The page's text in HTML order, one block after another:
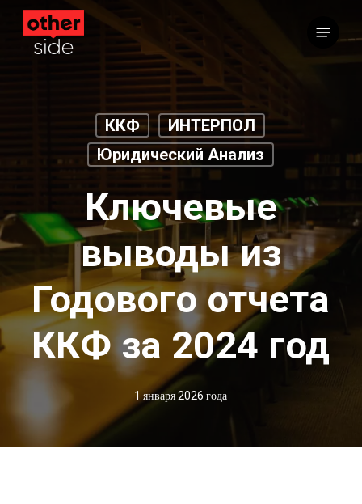
Перейти
основному
ККФ
ИНТЕРПОЛ
Юридический Анализ
Ключевые
выводы из
Годового отчета
ККФ за 2024 год
1 января 2026 года